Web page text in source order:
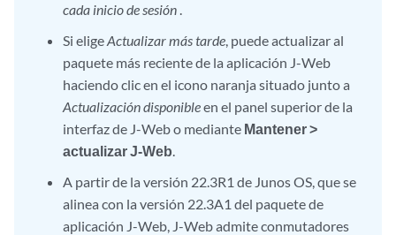
cada inicio de sesión .
Si eligeActualizar más tarde, puede actualizar al
paquete más reciente de la aplicación J-Web
haciendo clic en el icono naranja situado junto a
Actualización disponibleen el panel superior de la
interfaz de J-Web o mediante Mantener >
actualizar J-Web.
A partir de la versión 22.3R1 de Junos OS, que se
alinea con la versión 22.3A1 del paquete de
aplicación J-Web, J-Web admite conmutadores